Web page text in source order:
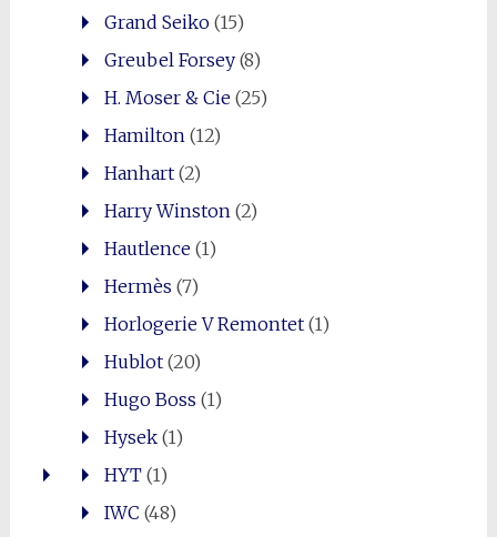
Grand Seiko(15)
Greubel Forsey(8)
H. Moser & Cie(25)
Hamilton (12)
Hanhart(2)
Harry Winston (2)
Hautlence(1)
Hermès (7)
Horlogerie V Remontet(1)
Hublot(20)
Hugo Boss (1)
Hysek(1)
HYT(1)
IWC (48)